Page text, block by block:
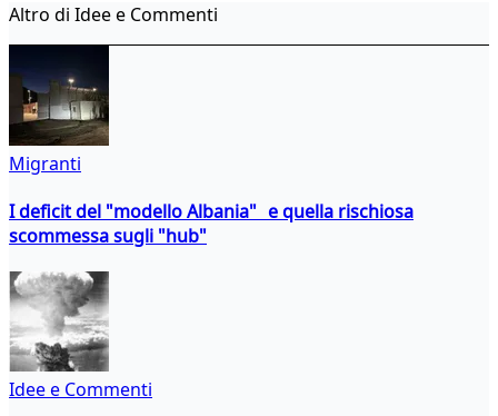
Altro di Idee e Commenti
Migranti
I deficit del "modello Albania" e quella rischiosa
scommessa sugli "hub"
Idee e Commenti